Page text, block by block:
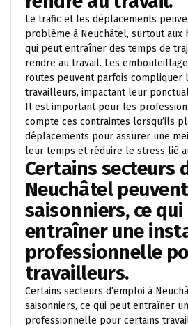
Le trafic et les déplacements
problème à Neuchâtel, surtout aux
qui peut entraîner des temps de
rendre au travail. Les
routes peuvent parfois compliquer
travailleurs, impactant leur
Il est important pour les
compte ces contraintes lorsqu’ils
déplacements pour assurer une
leur temps et réduire le stress lié
Certains secteurs
Neuchâtel
saisonniers, ce
entraîner une
professionnelle
travailleurs.
Certains secteurs d’emploi à
saisonniers, ce qui peut entraîner
professionnelle pour certains